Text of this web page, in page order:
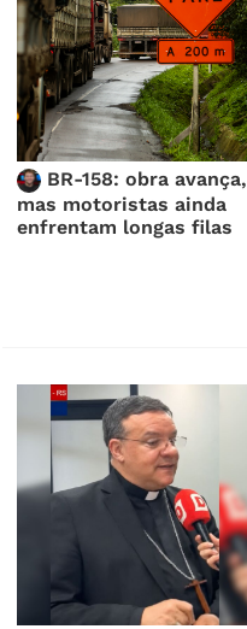
BR-158: obra avança,
mas motoristas ainda
enfrentam longas filas